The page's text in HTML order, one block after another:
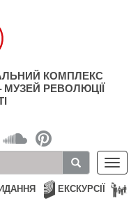
КОМПЛЕКС
МУЗЕЙ РЕВОЛЮЦІЇ
ЕКСКУРСІЇ